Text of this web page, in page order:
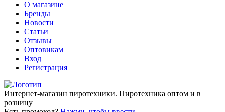
О магазине
Бренды
Новости
Статьи
Отзывы
Оптовикам
Вход
Регистрация
Интернет-магазин пиротехники. Пиротехника оптом и в
розницу